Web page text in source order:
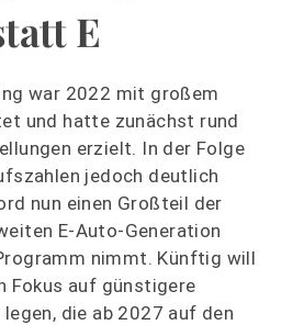
E
war 2022 mit großem
und hatte zunächst rund
erzielt. In der Folge
jedoch deutlich
nun einen Großteil der
E-Auto-Generation
nimmt. Künftig will
Fokus auf günstigere
die ab 2027 auf den